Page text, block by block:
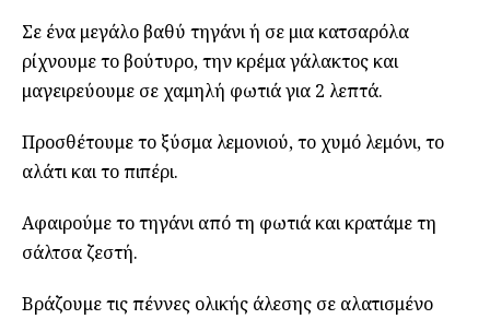
Σε ένα μεγάλο βαθύ τηγάνι ή σε μια κατσαρόλα
ρίχνουμε το βούτυρο, την κρέμα γάλακτος και
μαγειρεύουμε σε χαμηλή φωτιά για 2 λεπτά.
Προσθέτουμε το ξύσμα λεμονιού, το χυμό λεμόνι, το
αλάτι και το πιπέρι.
Αφαιρούμε το τηγάνι από τη φωτιά και κρατάμε τη
σάλτσα ζεστή.
Βράζουμε τις πέννες ολικής άλεσης σε αλατισμένο